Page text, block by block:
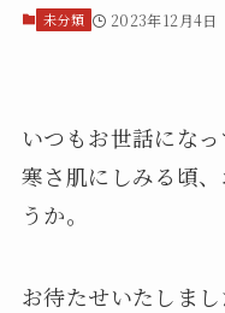
未分類 2023年12月4日
いつもお世話になっ
寒さ肌にしみる頃
うか。
お待たせいたしまし